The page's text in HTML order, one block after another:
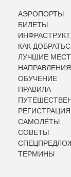
АЭРОПОРТЫ
БИЛЕТЫ
КАК
ЛУЧШИЕ
ОБУЧЕНИЕ
ПРАВИЛА
РЕГИСТРАЦИЯ
САМОЛЁТЫ
СОВЕТЫ
ТЕРМИНЫ